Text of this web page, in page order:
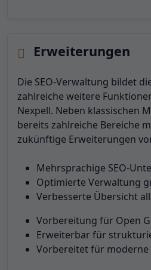
Erweiterungen
Die SEO-Verwaltung bildet
zahlreiche weitere
Nexpell. Neben klassischen
bereits zahlreiche Bereiche
zukünftige Erweiterungen
Mehrsprachige SEO-
Optimierte Verwaltung
Verbesserte Übersicht
Vorbereitung für Open
Erweiterbar für
Vorbereitet für moderne